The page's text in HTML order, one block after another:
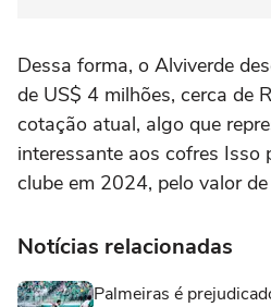
Dessa forma, o Alviverde
de US$ 4 milhões, cerca de
cotação atual, algo que
interessante aos cofres Isso
clube em 2024, pelo valor
Notícias relacionadas
Palmeiras é